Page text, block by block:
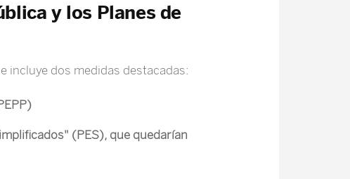
y los Planes de
incluye dos medidas destacadas:
(PES), que quedarían